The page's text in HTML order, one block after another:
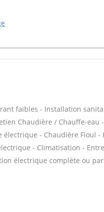
faibles - Installation
Chaudière / Chauffe-eau
électrique - Chaudière Fioul
- Climatisation -
électrique complète ou